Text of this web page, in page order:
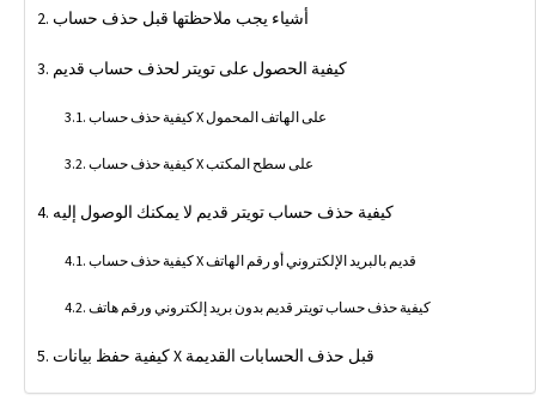
أشياء يجب ملاحظتها قبل حذف حساب
كيفية الحصول على تويتر لحذف حساب قديم
كيفية حذف حساب X على الهاتف المحمول
كيفية حذف حساب X على سطح المكتب
كيفية حذف حساب تويتر قديم لا يمكنك الوصول إليه
كيفية حذف حساب X قديم بالبريد الإلكتروني أو رقم الهاتف
كيفية حذف حساب تويتر قديم بدون بريد إلكتروني ورقم هاتف
كيفية حفظ بيانات X قبل حذف الحسابات القديمة